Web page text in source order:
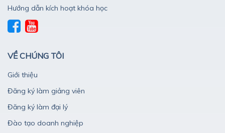
Hướng dẫn kích hoạt khóa học
VỀ CHÚNG TÔI
Giới thiệu
Đăng ký làm giảng viên
Đăng ký làm đại lý
Đào tạo doanh nghiệp